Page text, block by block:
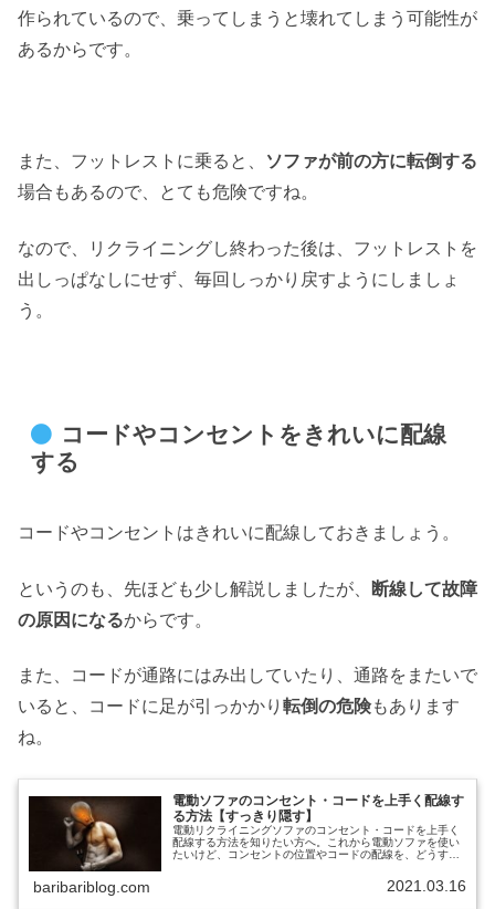
作られているので、乗ってしまうと壊れてしまう可能性が
あるからです。
また、フットレストに乗ると、
ソファが前の方に転倒する
場合もあるので、とても危険ですね。
なので、リクライニングし終わった後は、フットレストを
出しっぱなしにせず、毎回しっかり戻すようにしましょ
う。
コードやコンセントをきれいに配線
する
コードやコンセントはきれいに配線しておきましょう。
というのも、先ほども少し解説しましたが、
断線して故障
の原因になるからです。
また、コードが通路にはみ出していたり、通路をまたいで
いると、コードに足が引っかかり 転倒の危険もあります
ね。
電動ソファのコンセント・コードを上手く配線す
る方法【すっきり隠す】
電動リクライニングソファのコンセント・コードを上手く
配線する方法を知りたい方へ。これから電動ソファを使い
たいけど、コンセントの位置やコードの配線を、どうすれ
baribariblog.com 2021.03.16